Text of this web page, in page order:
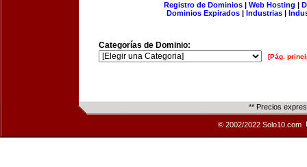
Registro de Dominios| Web Hosting |
Dominios Expirados | Industrias |
Categorías de Dominio:
[Pág.
** Precios
© 2002/2022 Solo10.com